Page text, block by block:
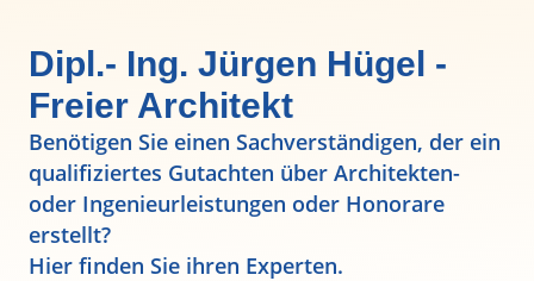
Dipl.- Ing. Jürgen Hügel -
Freier Architekt
Benötigen Sie einen Sachverständigen, der ein
qualifiziertes Gutachten über Architekten-
oder Ingenieurleistungen oder Honorare
erstellt?
Hier finden Sie ihren Experten.